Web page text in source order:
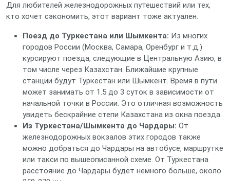
Для любителей железнодорожных путешествий или тех,
кто хочет сэкономить, этот вариант тоже актуален.
Поезд до Туркестана или Шымкента: Из многих
городов России (Москва, Самара, Оренбург и т.д.)
курсируют поезда, следующие в Центральную Азию, в
том числе через Казахстан. Ближайшие крупные
станции будут Туркестан или Шымкент. Время в пути
может занимать от 1.5 до 3 суток в зависимости от
начальной точки в России. Это отличная возможность
увидеть бескрайние степи Казахстана из окна поезда.
Из Туркестана/Шымкента до Чардары: От
железнодорожных вокзалов этих городов также
можно добраться до Чардары на автобусе, маршрутке
или такси по вышеописанной схеме. От Туркестана
расстояние до Чардары будет немного больше, около